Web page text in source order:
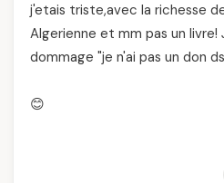
j'etais triste,avec la richesse
Algerienne et mm pas un livre!
dommage "je n'ai pas un don
😊